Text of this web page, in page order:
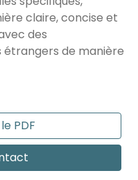
claire, concise et
des
de manière
PDF